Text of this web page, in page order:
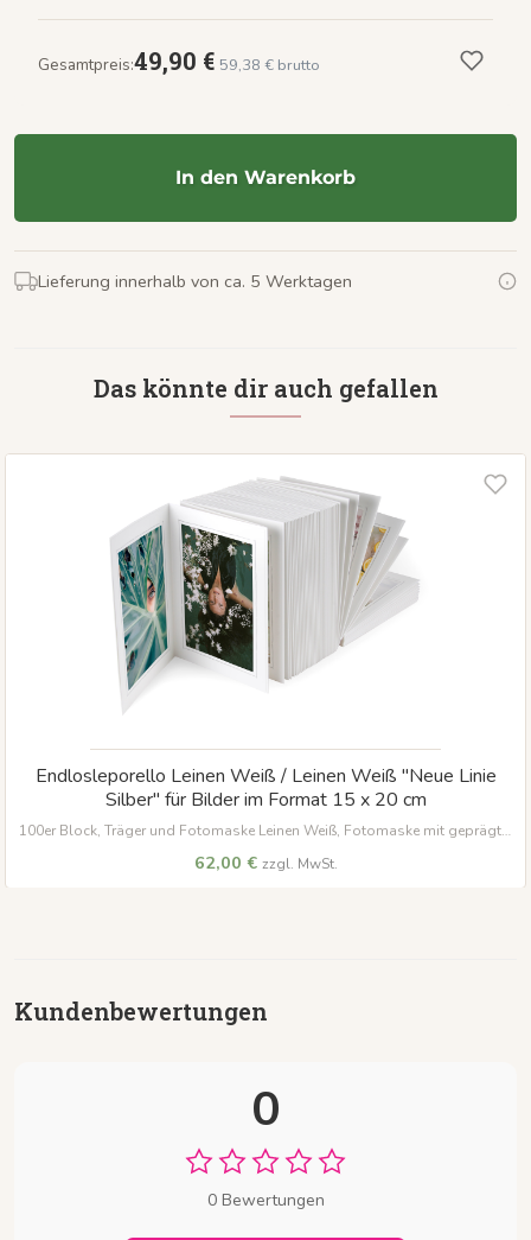
Gesamtpreis:49,90 € 59,38 € brutto
In den Warenkorb
Lieferung innerhalb von ca. 5 Werktagen
Das könnte dir auch gefallen
Endlosleporello Leinen Weiß / Leinen Weiß "Neue Linie
Silber" für Bilder im Format 15 x 20 cm
100er Block, Träger und Fotomaske Leinen Weiß, Fotomaske mit geprägter
62,00 € zzgl. MwSt.
Kundenbewertungen
0
0 Bewertungen